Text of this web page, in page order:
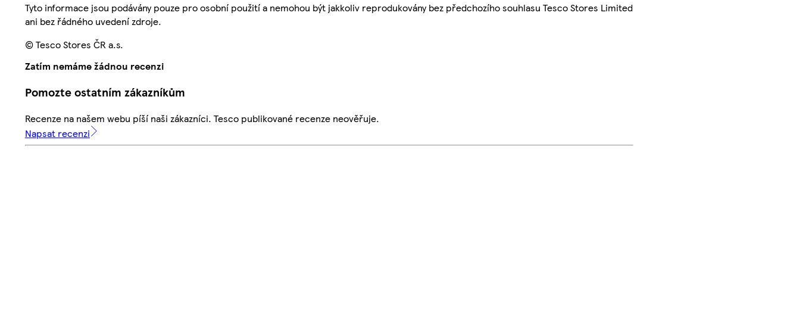
Tyto informace jsou podávány pouze pro osobní použití a nemohou být jakkoliv reprodukovány bez předchozího souhlasu Tesco Stores Limited
ani bez řádného uvedení zdroje.
© Tesco Stores ČR a.s.
Zatím nemáme žádnou recenzi
Pomozte ostatním zákazníkům
Recenze na našem webu píší naši zákazníci. Tesco publikované recenze neověřuje.
Napsat recenzi